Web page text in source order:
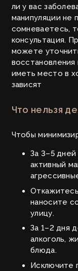
ли у вас
манипуляции не
сомневаетесь,
консультация.
можете
иметь место в
зависят
Что нельзя
Чтобы
За 3–5
активный
наносите
улицу.
За 1–2 дня
алкоголь,
блюда.
Исключите